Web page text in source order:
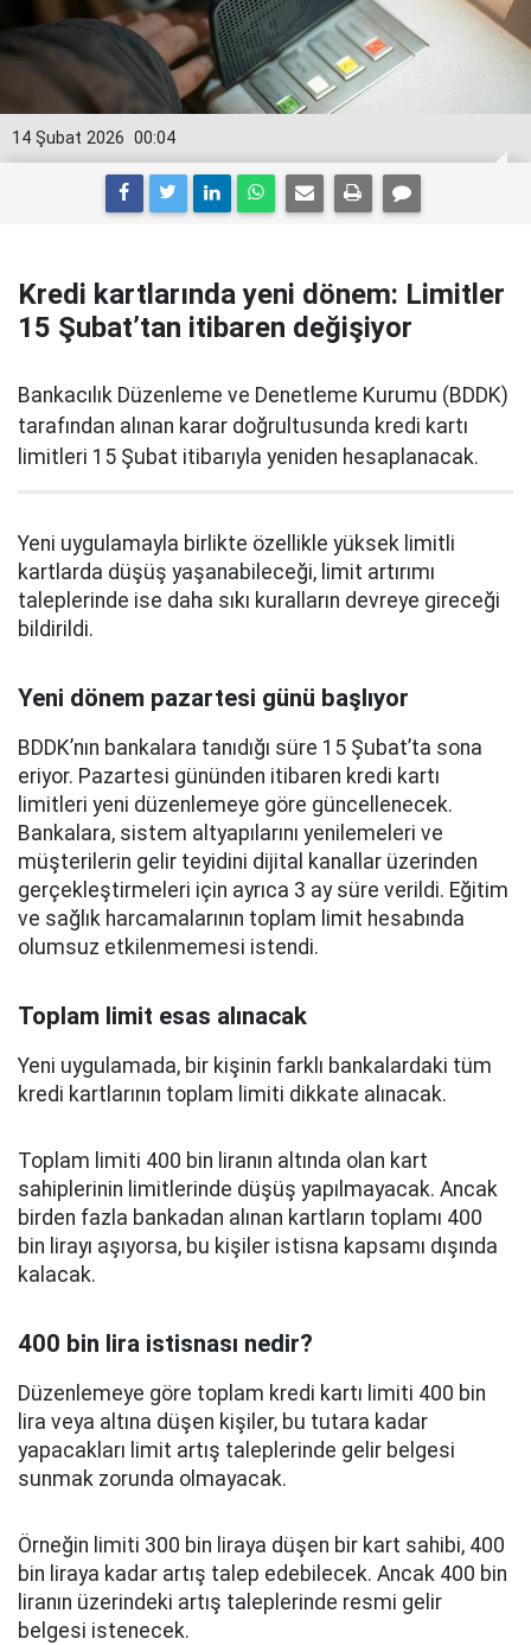
00:04
14 Şubat 2026
Kredi kartlarında yeni dönem: Limitler
15 Şubat’tan itibaren değişiyor
Bankacılık Düzenleme ve Denetleme Kurumu (BDDK)
tarafından alınan karar doğrultusunda kredi kartı
limitleri 15 Şubat itibarıyla yeniden hesaplanacak.
Yeni uygulamayla birlikte özellikle yüksek limitli
kartlarda düşüş yaşanabileceği, limit artırımı
taleplerinde ise daha sıkı kuralların devreye gireceği
bildirildi.
Yeni dönem pazartesi günü başlıyor
BDDK’nın bankalara tanıdığı süre 15 Şubat’ta sona
eriyor. Pazartesi gününden itibaren kredi kartı
limitleri yeni düzenlemeye göre güncellenecek.
Bankalara, sistem altyapılarını yenilemeleri ve
müşterilerin gelir teyidini dijital kanallar üzerinden
gerçekleştirmeleri için ayrıca 3 ay süre verildi. Eğitim
ve sağlık harcamalarının toplam limit hesabında
olumsuz etkilenmemesi istendi.
Toplam limit esas alınacak
Yeni uygulamada, bir kişinin farklı bankalardaki tüm
kredi kartlarının toplam limiti dikkate alınacak.
Toplam limiti 400 bin liranın altında olan kart
sahiplerinin limitlerinde düşüş yapılmayacak. Ancak
birden fazla bankadan alınan kartların toplamı 400
bin lirayı aşıyorsa, bu kişiler istisna kapsamı dışında
kalacak.
400 bin lira istisnası nedir?
Düzenlemeye göre toplam kredi kartı limiti 400 bin
lira veya altına düşen kişiler, bu tutara kadar
yapacakları limit artış taleplerinde gelir belgesi
sunmak zorunda olmayacak.
Örneğin limiti 300 bin liraya düşen bir kart sahibi, 400
bin liraya kadar artış talep edebilecek. Ancak 400 bin
liranın üzerindeki artış taleplerinde resmi gelir
belgesi istenecek.